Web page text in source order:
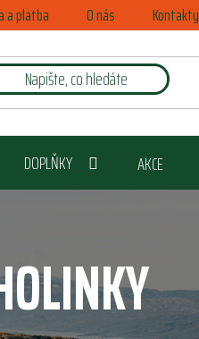
a platba O nás Kontakty
DOPLŇKY AKCE